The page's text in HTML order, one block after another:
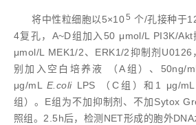
将中性粒细胞以5×105 个/孔接种于
4复孔，A~D组加入50 μmol/L PI3K/
μmol/L MEK1/2、ERK1/2抑制剂
别加入空白培养液 （A组）、50ng/
μg/mLE.coliLPS （C组）和1 μg/mL
组）。E组为不加抑制剂、不加Sytox
照组。2.5h后，检测NET形成的胞外DNA